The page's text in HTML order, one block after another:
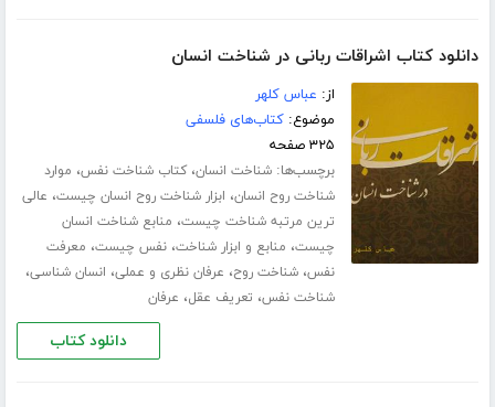
دانلود کتاب اشراقات ربانی در شناخت انسان
از: عباس کلهر
موضوع:کتاب‌های فلسفی
۳۲۵ صفحه
برچسب‌ها:شناخت انسان،کتاب شناخت نفس، موارد
شناخت روح انسان، ابزار شناخت روح انسان چیست، عالی
ترین مرتبه شناخت چیست، منابع شناخت انسان
چیست، منابع و ابزار شناخت،نفس چیست، معرفت
نفس،شناخت روح، عرفان نظری و عملی، انسان شناسی،
شناخت نفس، تعریف عقل، عرفان
دانلود کتاب